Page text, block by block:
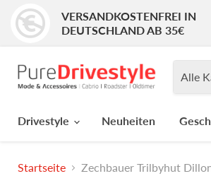
VERSANDKOSTENFREI IN
DEUTSCHLAND AB 35€
Alle
Drivestyle Neuheiten
Startseite Zechbauer Trilbyhut